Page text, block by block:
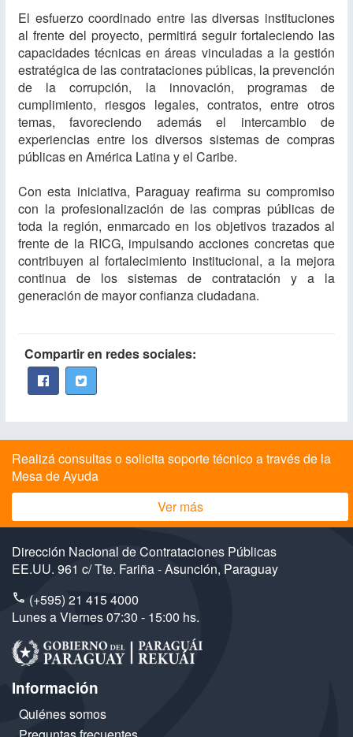
El esfuerzo coordinado entre las diversas instituciones
al frente del proyecto, permitirá seguir fortaleciendo las
capacidades técnicas en áreas vinculadas a la gestión
estratégica de las contrataciones públicas, la prevención
de la corrupción, la innovación, programas de
cumplimiento, riesgos legales, contratos, entre otros
temas, favoreciendo además el intercambio de
experiencias entre los diversos sistemas de compras
públicas en América Latina y el Caribe.
Con esta iniciativa, Paraguay reafirma su compromiso
con la profesionalización de las compras públicas de
toda la región, enmarcado en los objetivos trazados al
frente de la RICG, impulsando acciones concretas que
contribuyen al fortalecimiento institucional, a la mejora
continua de los sistemas de contratación y a la
generación de mayor confianza ciudadana.
Compartir en redes sociales:
Realizá consultas o solicita soporte técnico a través de la
Mesa de Ayuda
Ver más
Dirección Nacional de Contrataciones Públicas
EE.UU. 961 c/ Tte. Fariña - Asunción, Paraguay
(+595) 21 415 4000
Lunes a Viernes 07:30 - 15:00 hs.
Información
Quiénes somos